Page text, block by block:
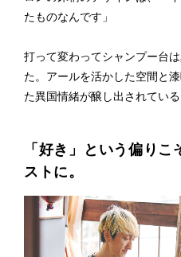
たものなんです」
打って変わってシャンプー台
た。アールを活かした空間と
た異国情緒が醸し出されている
「好き」という偏り
ストに。